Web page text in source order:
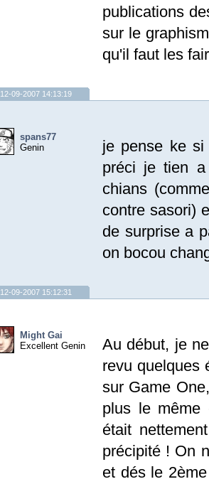
publications
sur le
qu'il faut les
12-09-2007 14:13:19
spans77
Genin
je pense ke
préci je tien a
chians
contre sasori)
de surprise a
on bocou
12-09-2007 15:12:31
Might Gai
Excellent Genin
Au début, je
revu quelques
sur Game
plus le même
était
précipité ! On
et dés le